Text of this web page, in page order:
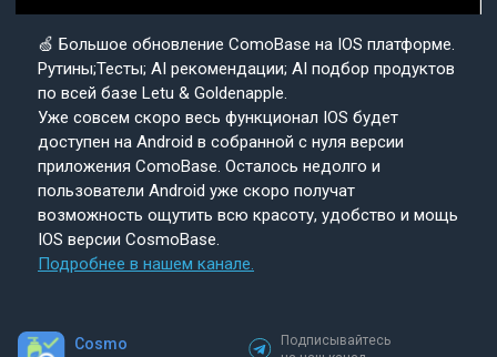
🍏 Большое обновление ComoBase на IOS платформе.
Рутины;Тесты; AI рекомендации; AI подбор продуктов
по всей базе Letu & Goldenapple.
Уже совсем скоро весь функционал IOS будет
доступен на Android в собранной с нуля версии
приложения ComoBase. Осталось недолго и
пользователи Android уже скоро получат
возможность ощутить всю красоту, удобство и мощь
IOS версии CosmoBase.
Подробнее в нашем канале.
Cosmo
Подписывайтесь